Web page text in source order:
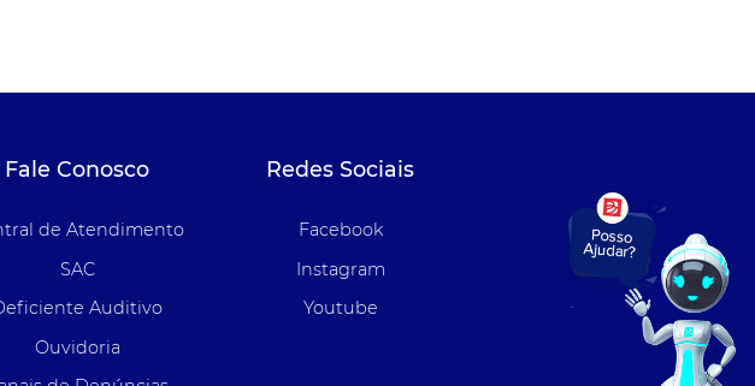
Fale Conosco
de Atendimento
SAC
Auditivo
Ouvidoria
Redes Sociais
Facebook
Instagram
Youtube